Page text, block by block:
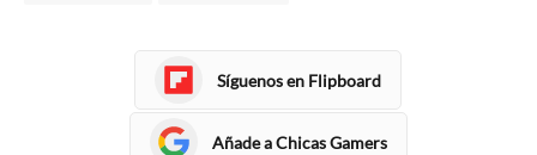
Síguenos en Flipboard
Añade a Chicas Gamers